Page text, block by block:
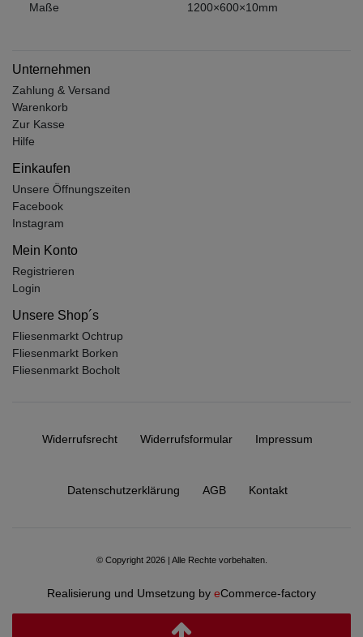
Maße 1200×600×10mm
Unternehmen
Zahlung & Versand
Warenkorb
Zur Kasse
Hilfe
Einkaufen
Unsere Öffnungszeiten
Facebook
Instagram
Mein Konto
Registrieren
Login
Unsere Shop´s
Fliesenmarkt Ochtrup
Fliesenmarkt Borken
Fliesenmarkt Bocholt
Widerrufs­recht Widerrufs­formular Impressum
Daten­schutz­erklärung AGB Kontakt
© Copyright 2026 | Alle Rechte vorbehalten.
Realisierung und Umsetzung by eCommerce-factory